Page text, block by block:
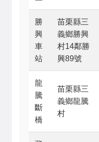
勝
興
車
站
苗栗縣三
義鄉勝興
村14鄰勝
興89號
龍
騰
斷
橋
苗栗縣三
義鄉龍騰
村